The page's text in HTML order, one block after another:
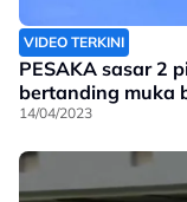
VIDEO TERKINI
PESAKA sasar 2
bertanding muka
14/04/2023